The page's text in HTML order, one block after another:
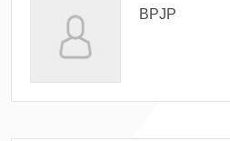
BPJP